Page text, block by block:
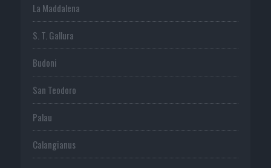
La Maddalena
S. T. Gallura
Budoni
San Teodoro
Palau
Calangianus